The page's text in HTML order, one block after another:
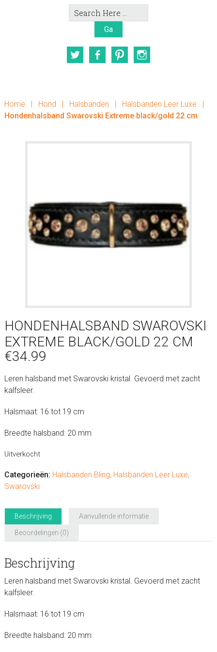
Search
Here
TwitterFacebookPinterest
Home | Hond | Halsbanden | Halsbanden Leer Luxe
|
Hondenhalsband Swarovski Extreme black/gold 22 cm
HONDENHALSBAND SWAROVSKI
EXTREME BLACK/GOLD 22 CM
€34.99
Leren halsband met Swarovski kristal. Gevoerd met zacht
kalfsleer.
Halsmaat: 16 tot 19 cm
Breedte halsband: 20 mm
Uitverkocht
Categorieën: Halsbanden Bling, Halsbanden Leer Luxe,
Swarovski
Beschrijving Aanvullende informatie
Beoordelingen (0)
Beschrijving
Leren halsband met Swarovski kristal. Gevoerd met zacht
kalfsleer.
Halsmaat: 16 tot 19 cm
Breedte halsband: 20 mm